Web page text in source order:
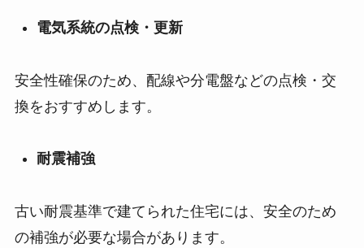
電気系統の点検・更新
安全性確保のため、配線や分電盤などの点検・交
換をおすすめします。
耐震補強
古い耐震基準で建てられた住宅には、安全のため
の補強が必要な場合があります。